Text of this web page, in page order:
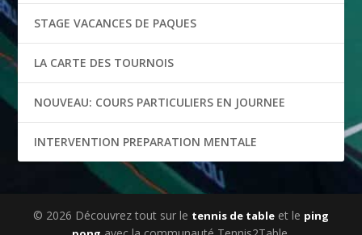
STAGE VACANCES DE PAQUES
LA CARTE DES TOURNOIS
NOUVEAU: COURS PARTICULIERS EN JOURNEE
INTERVENTION PREPARATION MENTALE
© 2026 Découvrez tout sur le tennis de table et le ping